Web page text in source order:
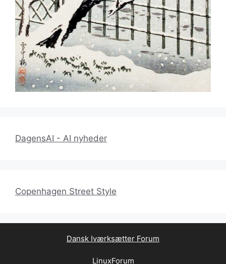
DagensAI - AI nyheder
Copenhagen Street Style
Dansk Iværksætter Forum
LinuxForum